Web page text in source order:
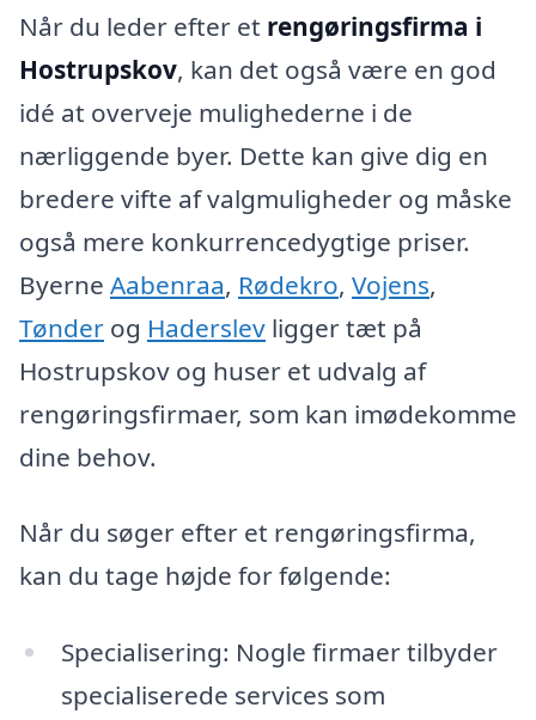
Når du leder efter et rengøringsfirma i
Hostrupskov, kan det også være en god
idé at overveje mulighederne i de
nærliggende byer. Dette kan give dig en
bredere vifte af valgmuligheder og måske
også mere konkurrencedygtige priser.
Byerne Aabenraa, Rødekro, Vojens,
Tønder og Haderslev ligger tæt på
Hostrupskov og huser et udvalg af
rengøringsfirmaer, som kan imødekomme
dine behov.
Når du søger efter et rengøringsfirma,
kan du tage højde for følgende:
Specialisering: Nogle firmaer tilbyder
specialiserede services som